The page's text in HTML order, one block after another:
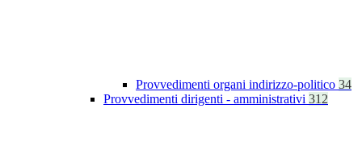
Provvedimenti organi indirizzo-politico 34
Provvedimenti dirigenti - amministrativi 312